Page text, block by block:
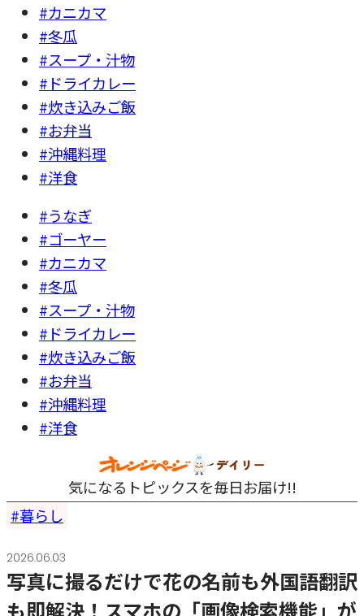
#カニカマ
#冬瓜
#スープ・汁物
#ドライカレー
#炊き込みご飯
#お弁当
#沖縄料理
#洋食
#うなぎ
#ゴーヤー
#カニカマ
#冬瓜
#スープ・汁物
#ドライカレー
#炊き込みご飯
#お弁当
#沖縄料理
#洋食
気になるトピックスを毎日お届け!!
暮らし
2026.06.03
写真に撮るだけで花の名前も外国語翻訳
も即解決！スマホの「画像検索機能」が